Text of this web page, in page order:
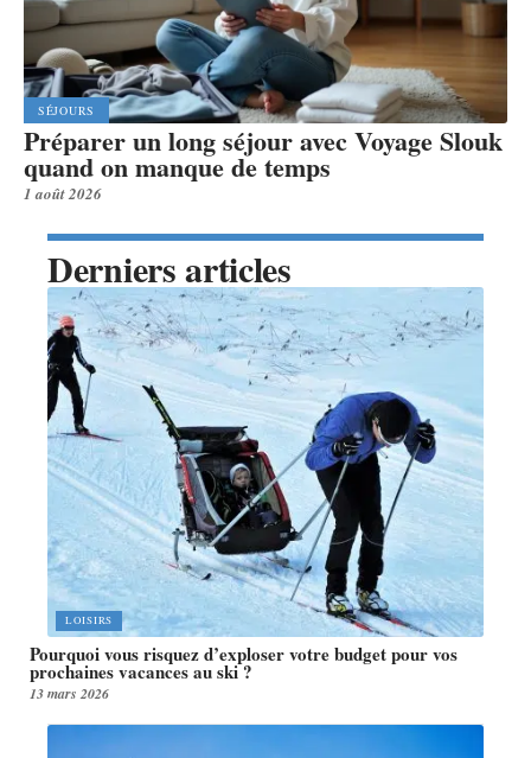
SÉJOURS
Préparer un long séjour avec Voyage Slouk
quand on manque de temps
1 août 2026
Derniers articles
LOISIRS
Pourquoi vous risquez d’exploser votre budget pour vos
prochaines vacances au ski ?
13 mars 2026